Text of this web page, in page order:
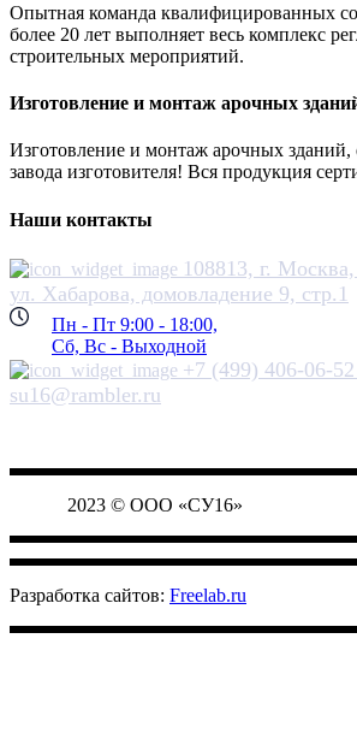
Опытная команда квалифицированных
более 20 лет выполняет весь комплекс
строительных мероприятий.
Изготовление и монтаж арочных
Изготовление и монтаж арочных
завода изготовителя! Вся продукция
Наши контакты
108813, г.
ул. Хабарова, домовладение 9, стр.1
Пн - Пт 9:00 - 18:00,
Сб, Вс - Выходной
+7 (499) 406-06-52
su16@rambler.ru
2023 © ООО «СУ16»
Разработка сайтов: Freelab.ru